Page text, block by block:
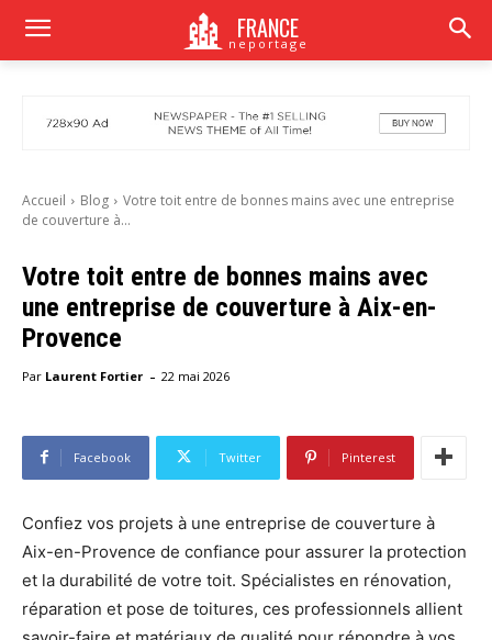
FRANCE
neportage
Accueil Blog
Votre toit entre de bonnes mains avec une entreprise
de couverture à...
Votre toit entre de bonnes mains avec
une entreprise de couverture à Aix-en-
Provence
Par Laurent Fortier - 22 mai 2026
Facebook Twitter Pinterest
Confiez vos projets à une entreprise de couverture à
Aix-en-Provence de confiance pour assurer la protection
et la durabilité de votre toit. Spécialistes en rénovation,
réparation et pose de toitures, ces professionnels allient